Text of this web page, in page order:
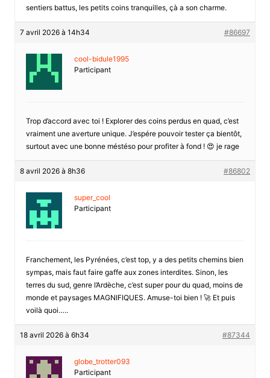
sentiers battus, les petits coins tranquilles, çà a son charme.
7 avril 2026 à 14h34 #86697
cool-bidule1995
Participant
Trop d’accord avec toi ! Explorer des coins perdus en quad, c’est
vraiment une averture unique. J’espére pouvoir tester ça bientôt,
surtout avec une bonne méstéso pour profiter à fond ! 😍 je rage
8 avril 2026 à 8h36 #86802
super_cool
Participant
Franchement, les Pyrénées, c’est top, y a des petits chemins bien
sympas, mais faut faire gaffe aux zones interdites. Sinon, les
terres du sud, genre l’Ardèche, c’est super pour du quad, moins de
monde et paysages MAGNIFIQUES. Amuse-toi bien ! 🚀 Et puis
voilà quoi…..
18 avril 2026 à 6h34 #87344
globe_trotter093
Participant